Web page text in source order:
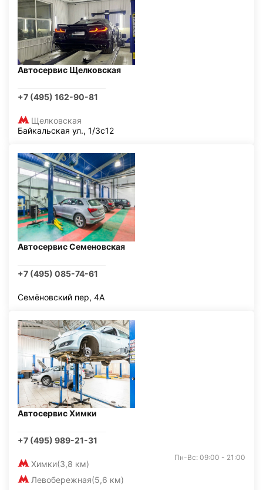
Автосервис Щелковская
+7 (495) 162-90-81
Щелковская
Байкальская ул., 1/3с12
Автосервис Семеновская
+7 (495) 085-74-61
Семёновский пер, 4А
Автосервис Химки
+7 (495) 989-21-31
Химки(3,8 км)
Левобережная(5,6 км)
Пн-Вс: 09:00 - 21:00